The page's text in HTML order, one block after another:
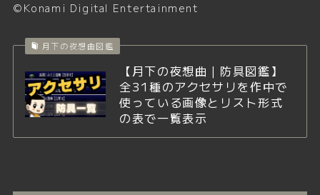
©Konami Digital Entertainment
月下の夜想曲図鑑
【月下の夜想曲｜防具図鑑】
全31種のアクセサリを作中で
使っている画像とリスト形式
の表で一覧表示